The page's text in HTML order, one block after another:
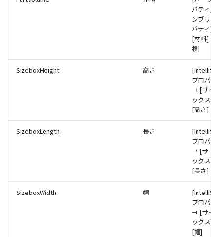
パティ/
ンブリプ
パティ]
[材料] →
積]
SizeboxHeight 高さ
プロパテ
→ [サイ
ックス]
[高さ]
SizeboxLength 長さ
プロパテ
→ [サイ
ックス]
[長さ]
SizeboxWidth 幅
プロパテ
→ [サイ
ックス]
[幅]